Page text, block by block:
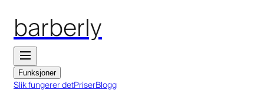
barberly
Funksjoner
Slik fungerer detPriserBlogg